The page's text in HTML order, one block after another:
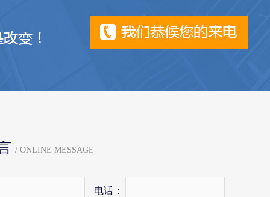
/ ONLINE MESSAGE
电话：